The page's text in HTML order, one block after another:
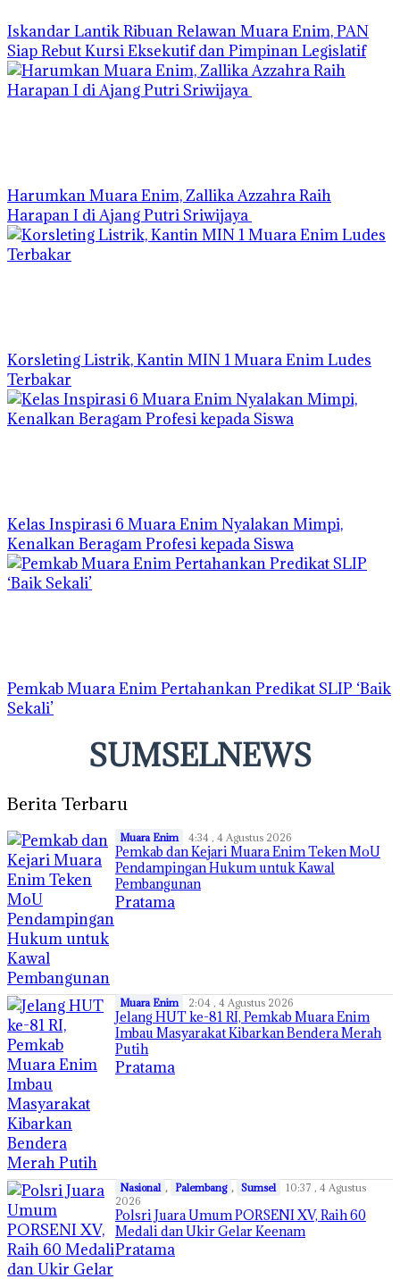
Iskandar Lantik Ribuan Relawan Muara Enim, PAN
Siap Rebut Kursi Eksekutif dan Pimpinan Legislatif
Harumkan Muara Enim, Zallika Azzahra Raih
Harapan I di Ajang Putri Sriwijaya
Korsleting Listrik, Kantin MIN 1 Muara Enim Ludes
Terbakar
Kelas Inspirasi 6 Muara Enim Nyalakan Mimpi,
Kenalkan Beragam Profesi kepada Siswa
Pemkab Muara Enim Pertahankan Predikat SLIP ‘Baik
Sekali’
SUMSELNEWS
Berita Terbaru
Muara Enim 4:34 , 4 Agustus 2026
Pemkab dan Kejari Muara Enim Teken MoU
Pendampingan Hukum untuk Kawal
Pembangunan
Pratama
Muara Enim 2:04 , 4 Agustus 2026
Jelang HUT ke-81 RI, Pemkab Muara Enim
Imbau Masyarakat Kibarkan Bendera Merah
Putih
Pratama
Nasional , Palembang , Sumsel
10:37 , 4 Agustus
2026
Polsri Juara Umum PORSENI XV, Raih 60
Medali dan Ukir Gelar Keenam
Pratama